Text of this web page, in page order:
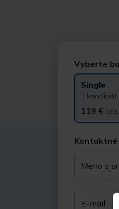
Vyberte
Single
1 kandidát
119 € bez
Kontaktné
Meno a
E-mail